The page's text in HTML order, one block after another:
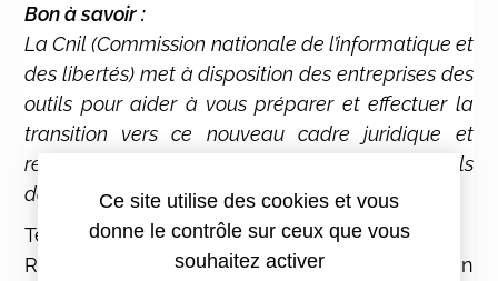
Bon à savoir :
La Cnil (Commission nationale de l’informatique et
des libertés) met à disposition des entreprises des
outils pour aider à vous préparer et effectuer la
transition vers ce nouveau cadre juridique et
renforce l’accompagnement des professionnels
dans leurs démarches.
Textes de référence :
Règlement (UE) 2016/679 Parlement européen
Ce site utilise des cookies et vous
donne le contrôle sur ceux que vous
souhaitez activer